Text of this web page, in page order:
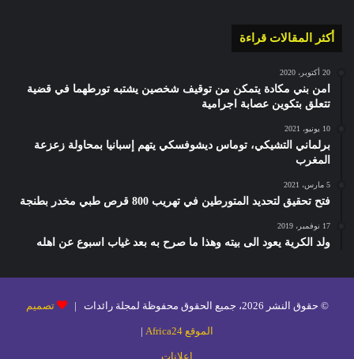
أكثر المقالات قراءة
20 أكتوبر، 2020
امن بني مكادة يتمكن من توقيف شخصين يشتبه تورطهما في قضية
تتعلق بتكوين عصابة اجرامية
10 يونيو، 2021
برلماني التشيكي، توماس ديشوفسكي يتهم إسبانيا بمحاولة زعزعة
المغرب
5 مارس، 2021
فتح تحقيق لتحديد المتورطين في تهريب 800 قرص طبي مخدر بطنجة
17 نوفمبر، 2019
ولد الكرية يعود الى بيته وهذا ما صرح به بعد غياب اسبوع عن اهله
© حقوق النشر 2026، جميع الحقوق محفوظة لمجلة رائدات | تصميم
الموقع Africa24 |
إعلانات